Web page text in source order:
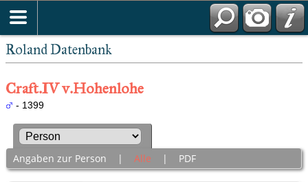
Roland Datenbank
Craft.IV v.Hohenlohe
- 1399
Angaben zur Person | Alle | PDF